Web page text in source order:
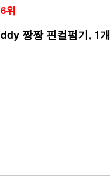
6위
ddy 짱짱 핀컬펌기, 1개